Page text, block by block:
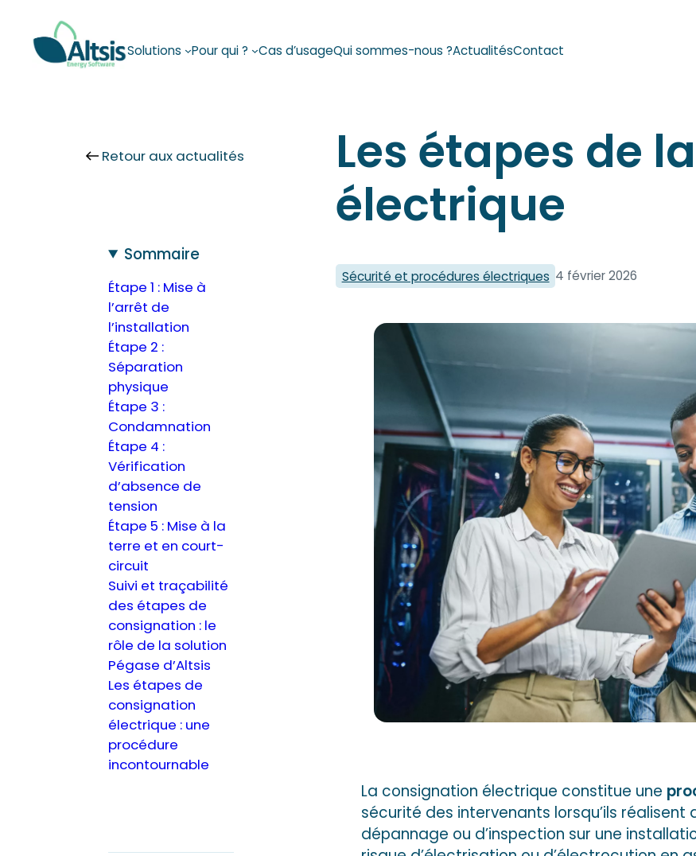
contenu
Solutions Pour qui ? Cas d’usageQui sommes-nous ?ActualitésContact
Retour aux actualités
Sommaire
Étape 1 : Mise à
l’arrêt de
l’installation
Étape 2 :
Séparation
physique
Étape 3 :
Condamnation
Étape 4 :
Vérification
d’absence de
tension
Étape 5 : Mise à la
terre et en court-
circuit
Suivi et traçabilité
des étapes de
consignation : le
rôle de la solution
Pégase d’Altsis
Les étapes de
consignation
électrique : une
procédure
incontournable
Les étapes de
électrique
Sécurité et procédures électriques 4 février 2026
La consignation électrique constitue une
sécurité des intervenants lorsqu’ils
dépannage ou d’inspection sur une